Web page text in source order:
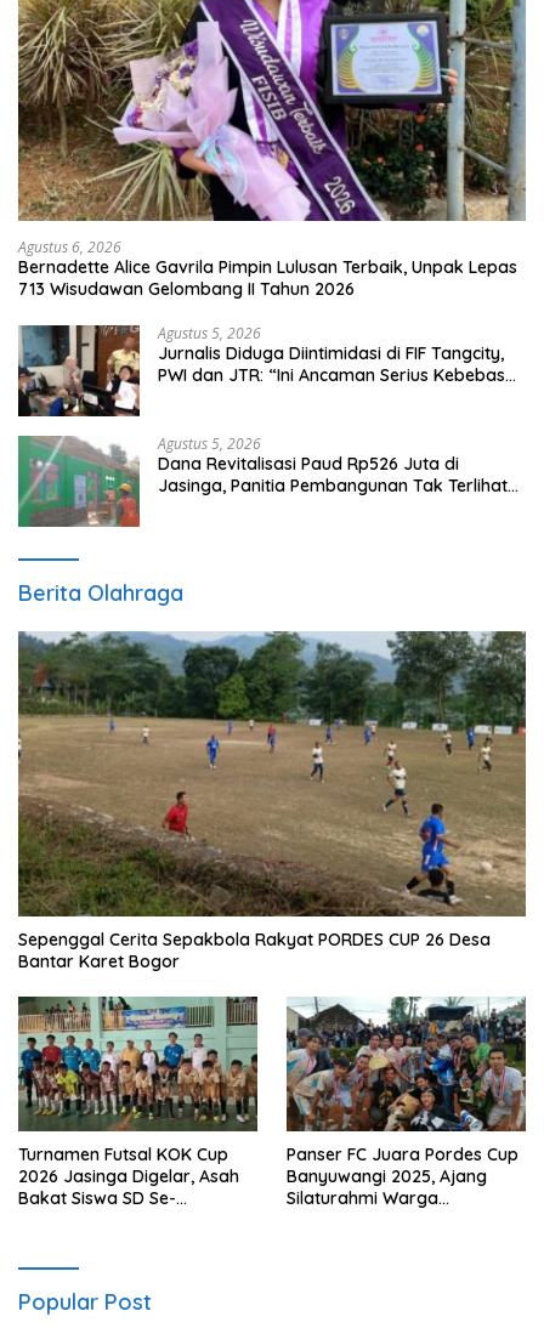
Agustus 6, 2026
Bernadette Alice Gavrila Pimpin Lulusan Terbaik, Unpak Lepas
713 Wisudawan Gelombang II Tahun 2026
Agustus 5, 2026
Jurnalis Diduga Diintimidasi di FIF Tangcity,
PWI dan JTR: “Ini Ancaman Serius Kebebasan
Agustus 5, 2026
Dana Revitalisasi Paud Rp526 Juta di
Jasinga, Panitia Pembangunan Tak Terlihat
Berita Olahraga
Sepenggal Cerita Sepakbola Rakyat PORDES CUP 26 Desa
Bantar Karet Bogor
Turnamen Futsal KOK Cup
2026 Jasinga Digelar, Asah
Bakat Siswa SD Se-
Panser FC Juara Pordes Cup
Banyuwangi 2025, Ajang
Silaturahmi Warga
Popular Post